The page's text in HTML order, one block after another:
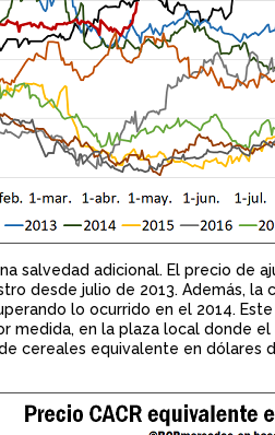
salvedad adicional. El precio
desde julio de 2013. Además,
lo ocurrido en el 2014.
medida, en la plaza local donde
cereales equivalente en